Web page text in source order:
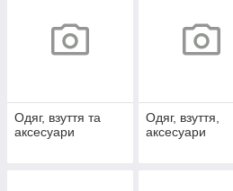
Одяг, взуття та
аксесуари
Одяг, взуття,
аксесуари